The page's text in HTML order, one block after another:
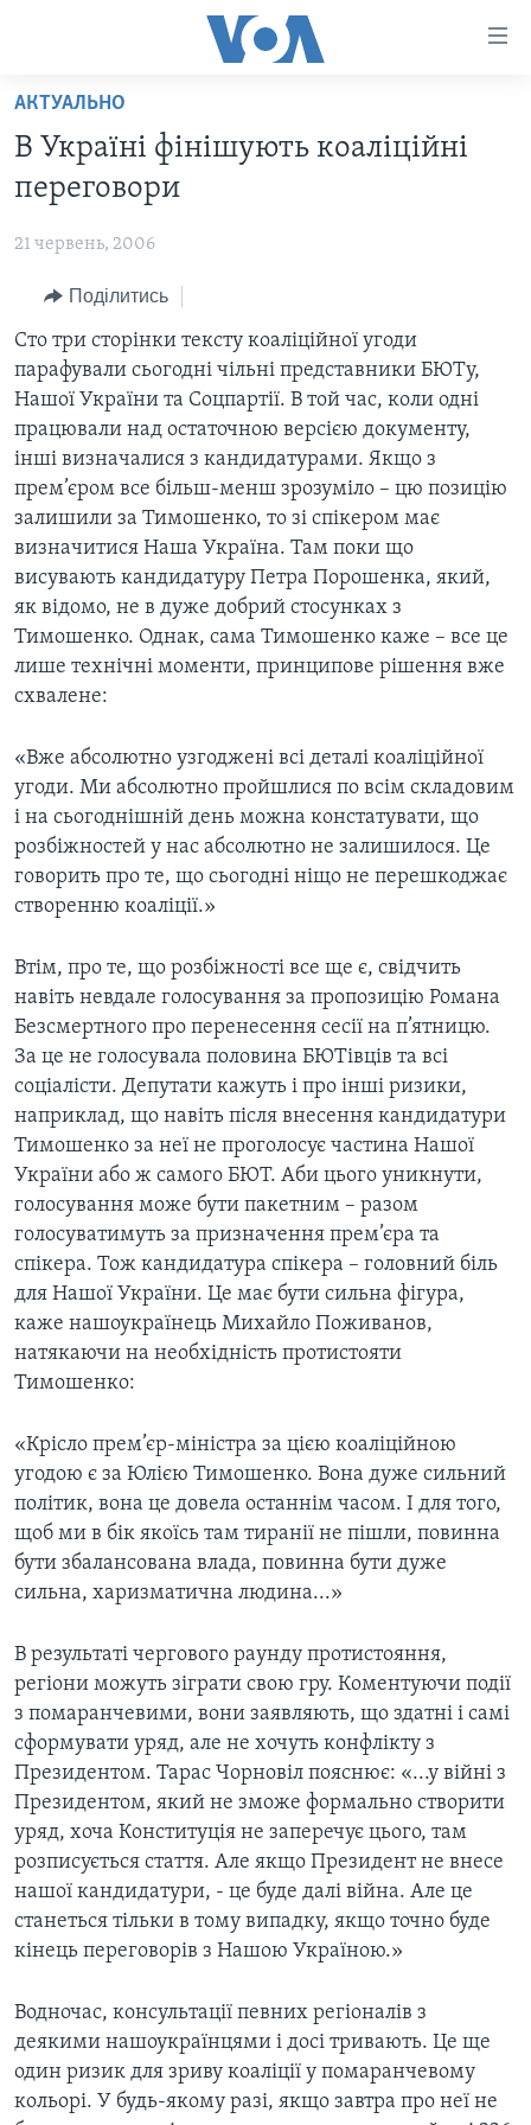
Перейти
матеріалу
Перейти
меню
Перейти
до
Пошуку
АКТУАЛЬНО
США
УКРАЇНА
ВІЙНА - ЦЕ ОСОБИСТЕ
УКРАЇНЦІ У СВІТІ
НАУКА
ЗДОРОВ'Я
КУЛЬТУРА
СУСПІЛЬСТВО
ЕКОНОМІКА
ІСТОРІЇ УСПІХУ УКРАЇНЦІВ
АНАЛІТИКА
ПОЛІТИКА В США
АДМІНІСТРАЦІЯ ПРЕЗИДЕНТА ТРАМПА: ПЕРШІ 100
УКРАЇНЦІ В АМЕРИЦІ
УКРАЇНА
ІНТЕРВ'Ю
БОРОТЬБА З ДЕЗІНФОРМАЦІЄЮ
ТЕЛЕПРОГРАМИ
ЧАС-TIME
БРИФІНГ ГОЛОСУ АМЕРИКИ
СТУДІЯ ВАШИНГТОН
ВІКНО В АМЕРИКУ
ПРАЙМ-ТАЙМ
ПОГЛЯД З ВАШИНГТОНА
ENGLISH
МИ В СОЦМЕРЕЖАХ
Мови
АКТУАЛЬНО
В Україні фінішують коаліційні
переговори
21 червень, 2006
Поділитись
Сто три сторінки тексту коаліційної угоди
парафували сьогодні чільні представники БЮТу,
Нашої України та Соцпартії. В той час, коли одні
працювали над остаточною версією документу,
інші визначалися з кандидатурами. Якщо з
прем’єром все більш-менш зрозуміло – цю позицію
залишили за Тимошенко, то зі спікером має
визначитися Наша Україна. Там поки що
висувають кандидатуру Петра Порошенка, який,
як відомо, не в дуже добрий стосунках з
Тимошенко. Однак, сама Тимошенко каже – все це
лише технічні моменти, принципове рішення вже
схвалене:
«Вже абсолютно узгоджені всі деталі коаліційної
угоди. Ми абсолютно пройшлися по всім складовим
і на сьогоднішній день можна констатувати, що
розбіжностей у нас абсолютно не залишилося. Це
говорить про те, що сьогодні ніщо не перешкоджає
створенню коаліції.»
Втім, про те, що розбіжності все ще є, свідчить
навіть невдале голосування за пропозицію Романа
Безсмертного про перенесення сесії на п’ятницю.
За це не голосувала половина БЮТівців та всі
соціалісти. Депутати кажуть і про інші ризики,
наприклад, що навіть після внесення кандидатури
Тимошенко за неї не проголосує частина Нашої
України або ж самого БЮТ. Аби цього уникнути,
голосування може бути пакетним – разом
голосуватимуть за призначення прем’єра та
спікера. Тож кандидатура спікера – головний біль
для Нашої України. Це має бути сильна фігура,
каже нашоукраїнець Михайло Поживанов,
натякаючи на необхідність протистояти
Тимошенко:
«Крісло прем’єр-міністра за цією коаліційною
угодою є за Юлією Тимошенко. Вона дуже сильний
політик, вона це довела останнім часом. І для того,
щоб ми в бік якоїсь там тиранії не пішли, повинна
бути збалансована влада, повинна бути дуже
сильна, харизматична людина...»
В результаті чергового раунду протистояння,
регіони можуть зіграти свою гру. Коментуючи події
з помаранчевими, вони заявляють, що здатні і самі
сформувати уряд, але не хочуть конфлікту з
Президентом. Тарас Чорновіл пояснює: «...у війні з
Президентом, який не зможе формально створити
уряд, хоча Конституція не заперечує цього, там
розписується стаття. Але якщо Президент не внесе
нашої кандидатури, - це буде далі війна. Але це
станеться тільки в тому випадку, якщо точно буде
кінець переговорів з Нашою Україною.»
Водночас, консультації певних регіоналів з
деякими нашоукраїнцями і досі тривають. Це ще
один ризик для зриву коаліції у помаранчевому
кольорі. У будь-якому разі, якщо завтра про неї не